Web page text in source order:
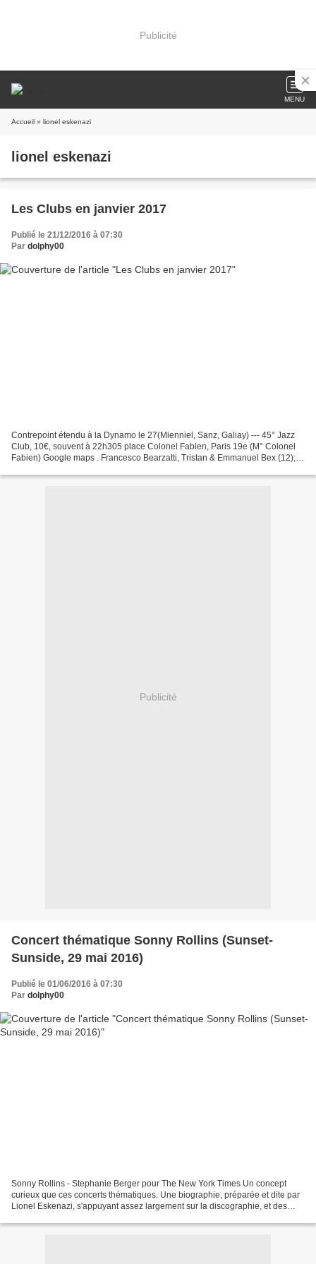
Publicité
MENU
Accueil » lionel eskenazi
lionel eskenazi
Les Clubs en janvier 2017
Publié le 21/12/2016 à 07:30
Par dolphy00
Contrepoint étendu à la Dynamo le 27(Mienniel, Sanz, Galiay) --- 45° Jazz
Club, 10€, souvent à 22h305 place Colonel Fabien, Paris 19e (M° Colonel
Fabien) Google maps . Francesco Bearzatti, Tristan & Emmanuel Bex (12);
Publicité
Concert thématique Sonny Rollins (Sunset-
Sunside, 29 mai 2016)
Publié le 01/06/2016 à 07:30
Par dolphy00
Sonny Rollins - Stephanie Berger pour The New York Times Un concept
curieux que ces concerts thématiques. Une biographie, préparée et dite par
Lionel Eskenazi, s'appuyant assez largement sur la discographie, et des